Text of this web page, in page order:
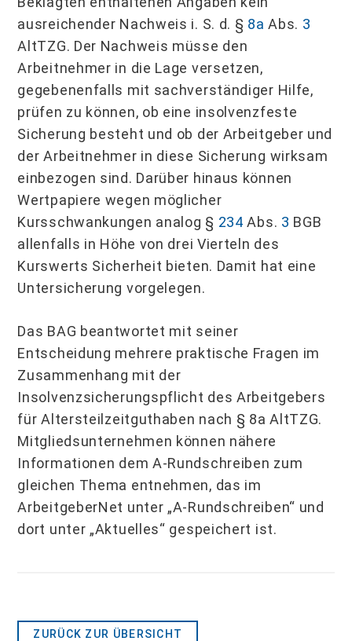
ausreichender Nachweis i. S. d. § 8a Abs. 3
Alt­TZG. Der Nachweis müsse den
Arbeitnehmer in die Lage versetzen,
gegebenenfalls mit sachverständiger Hilfe,
prüfen zu können, ob eine insolvenzfeste
Sicherung besteht und ob der Arbeitgeber und
der Arbeitnehmer in diese Sicherung wirksam
einbezogen sind. Darüber hinaus können
Wertpapiere wegen möglicher
Kursschwankungen analog § 234 Abs. 3 BGB
allenfalls in Höhe von drei Vierteln des
Kurswerts Sicherheit bieten. Damit hat eine
Untersicherung vorgelegen.
Das BAG beantwortet mit seiner
Entscheidung mehrere praktische Fragen im
Zusam­menhang mit der
Insolvenzsicherungspflicht des Arbeitgebers
für Altersteilzeitguthaben nach § 8a AltTZG.
Mitgliedsunternehmen können nähere
Informationen dem A-Rund­schreiben zum
gleichen Thema entnehmen, das im
ArbeitgeberNet unter „A-Rund­schreiben“ und
dort unter „Aktuelles“ gespeichert ist.
ZURÜCK ZUR ÜBERSICHT